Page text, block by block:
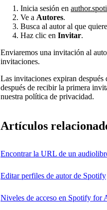
Inicia sesión en
Ve a Autores.
Busca al autor al que
Haz clic en Invitar.
Enviaremos una invitación al
invitaciones.
Las invitaciones expiran
después de recibir la primera
nuestra política de privacidad.
Artículos
Encontrar la URL de un
Editar perfiles de autor de Spotify
Niveles de acceso en Spotify for